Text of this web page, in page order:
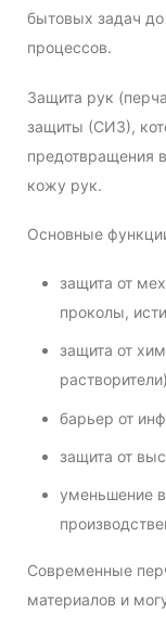
бытовых задач
процессов.
Защита рук
защиты (СИЗ),
предотвращения
кожу рук.
Основные
защита от
проколы,
защита от
растворители)
барьер от
защита от
уменьшение
Современные
материалов и